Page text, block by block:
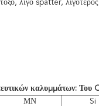
λίγο spatter,
καλυμμάτων: Του
ΜΝ Si